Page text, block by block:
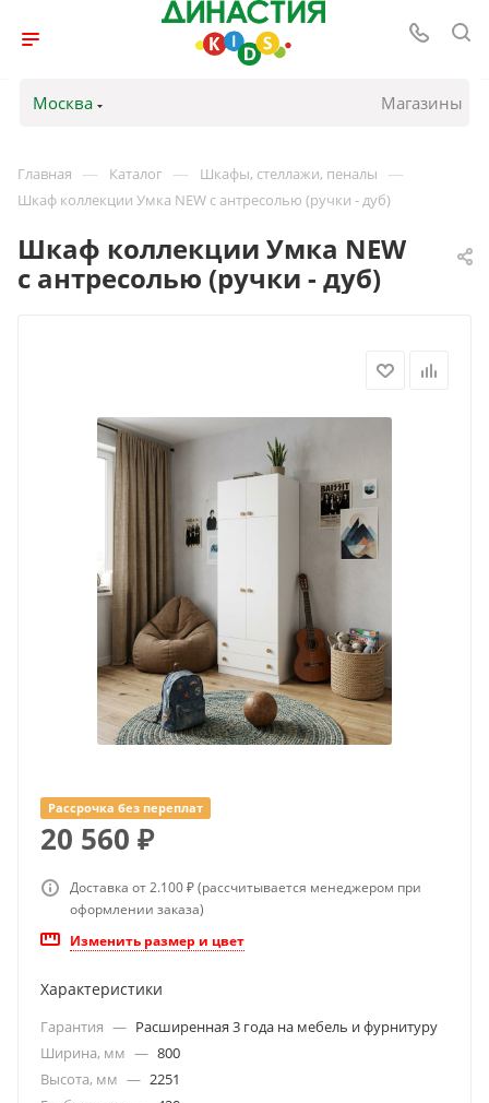
Москва Магазины
Главная — Каталог — Шкафы, стеллажи, пеналы —
Шкаф коллекции Умка NEW с антресолью (ручки - дуб)
Шкаф коллекции Умка NEW
с антресолью (ручки - дуб)
Рассрочка без переплат
20 560 ₽
Доставка от 2.100 ₽ (рассчитывается менеджером при
оформлении заказа)
Изменить размер и цвет
Характеристики
Гарантия — Расширенная 3 года на мебель и фурнитуру
Ширина, мм — 800
Высота, мм — 2251